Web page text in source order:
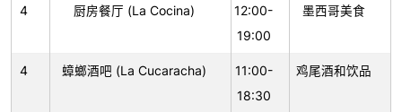
4 厨房餐厅 (La Cocina)
12:00-
19:00
墨西哥美食
4 蟑螂酒吧 (La Cucaracha)
11:00-
18:30
鸡尾酒和饮品